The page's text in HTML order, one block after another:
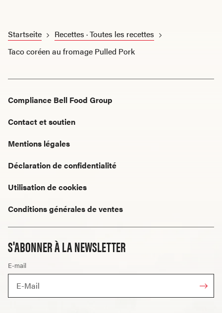
Startseite
Recettes · Toutes les recettes
Taco coréen au fromage Pulled Pork
S'ABONNER À LA NEWSLETTER
E-mail
Compliance Bell Food Group
Contact et soutien
Mentions légales
Déclaration de confidentialité
Utilisation de cookies
Conditions générales de ventes